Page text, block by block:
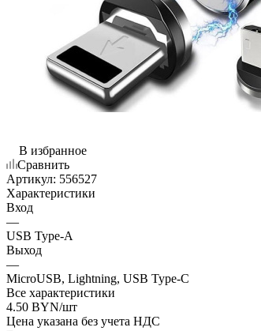
В избранное
Сравнить
Артикул: 556527
Характеристики
Вход
—
USB Type-A
Выход
—
MicroUSB, Lightning, USB Type-C
Все характеристики
4.50 BYN/шт
Цена указана без учета НДС